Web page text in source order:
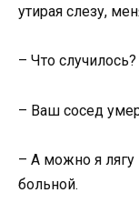
утирая слезу,
– Что
– Ваш сосед
– А можно я лягу
больной.